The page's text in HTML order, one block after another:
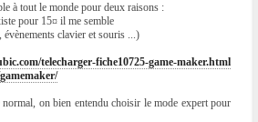
à tout le monde pour deux raisons :
pour 15¤ il me semble
clavier et souris ...)
telecharger-fiche10725-game-maker.html
on bien entendu choisir le mode expert pour